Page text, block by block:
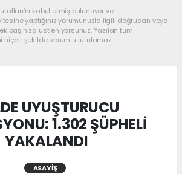
kabul etmiş bulunuyor ve
yaptığınız yorumunuzla ilgili doğrudan veya
başınıza üstleniyorsunuz. Yazılan tüm
hiçbir şekilde sorumlu tutulamaz.
UYUŞTURUCU
1.302 ŞÜPHELİ
YAKALANDI
ASAYIŞ